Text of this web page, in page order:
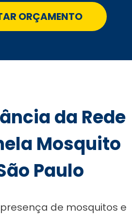
ORÇAMENTO
da Rede
Mosquito
Paulo
presença de mosquitos e